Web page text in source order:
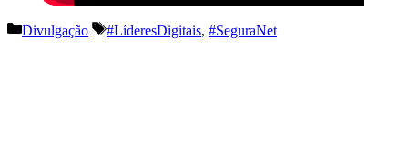
Categorias
Divulgação Etiquetas
#LíderesDigitais, #SeguraNet